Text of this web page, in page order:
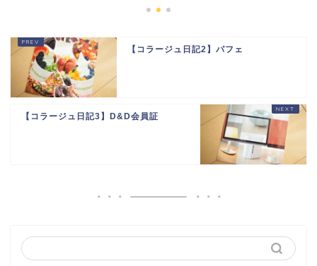
【コラージュ日記2】パフェ
【コラージュ日記3】D&D会員証